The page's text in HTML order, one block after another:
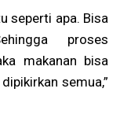
seperti apa. Bisa
proses
makanan bisa
semua,”